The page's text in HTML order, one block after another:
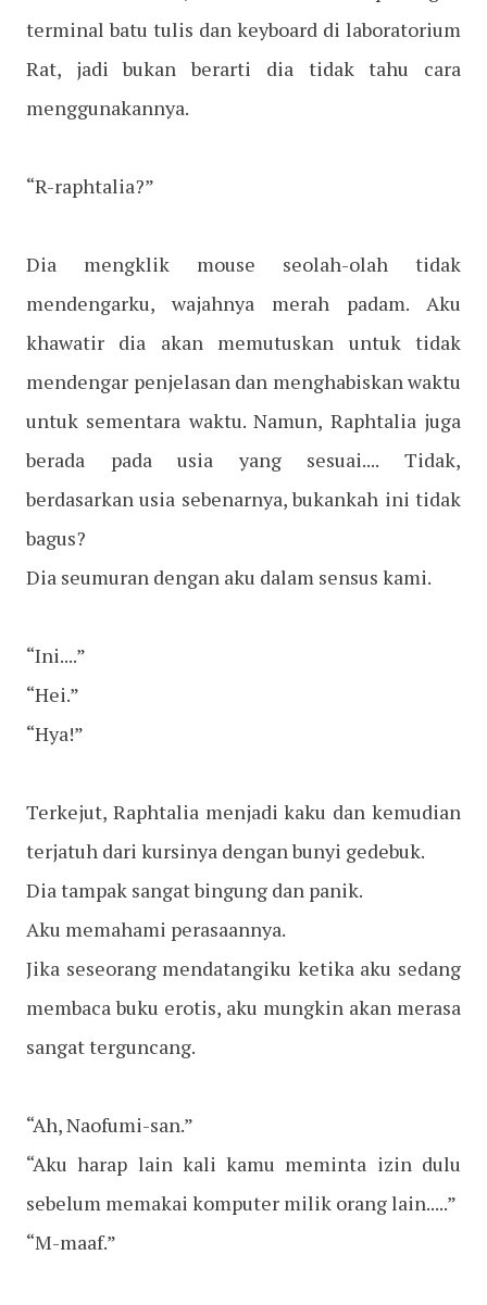
terminal batu tulis dan keyboard di laboratorium
Rat, jadi bukan berarti dia tidak tahu cara
menggunakannya.
“R-raphtalia?”
Dia mengklik mouse seolah-olah tidak
mendengarku, wajahnya merah padam. Aku
khawatir dia akan memutuskan untuk tidak
mendengar penjelasan dan menghabiskan waktu
untuk sementara waktu. Namun, Raphtalia juga
berada pada usia yang sesuai.... Tidak,
berdasarkan usia sebenarnya, bukankah ini tidak
bagus?
Dia seumuran dengan aku dalam sensus kami.
“Ini....”
“Hei.”
“Hya!”
Terkejut, Raphtalia menjadi kaku dan kemudian
terjatuh dari kursinya dengan bunyi gedebuk.
Dia tampak sangat bingung dan panik.
Aku memahami perasaannya.
Jika seseorang mendatangiku ketika aku sedang
membaca buku erotis, aku mungkin akan merasa
sangat terguncang.
“Ah, Naofumi-san.”
“Aku harap lain kali kamu meminta izin dulu
sebelum memakai komputer milik orang lain.....”
“M-maaf.”